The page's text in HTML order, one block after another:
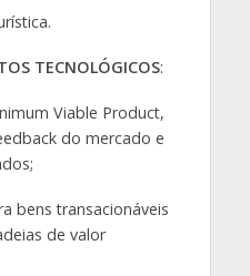
TECNOLÓGICOS:
Viable Product,
do mercado e
bens transacionáveis
de valor